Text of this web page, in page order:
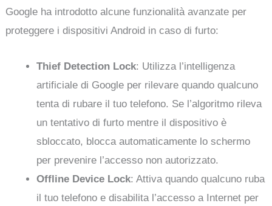
Google ha introdotto alcune funzionalità avanzate per
proteggere i dispositivi Android in caso di furto:
Thief Detection Lock: Utilizza l’intelligenza
artificiale di Google per rilevare quando qualcuno
tenta di rubare il tuo telefono. Se l’algoritmo rileva
un tentativo di furto mentre il dispositivo è
sbloccato, blocca automaticamente lo schermo
per prevenire l’accesso non autorizzato.
Offline Device Lock: Attiva quando qualcuno ruba
il tuo telefono e disabilita l’accesso a Internet per